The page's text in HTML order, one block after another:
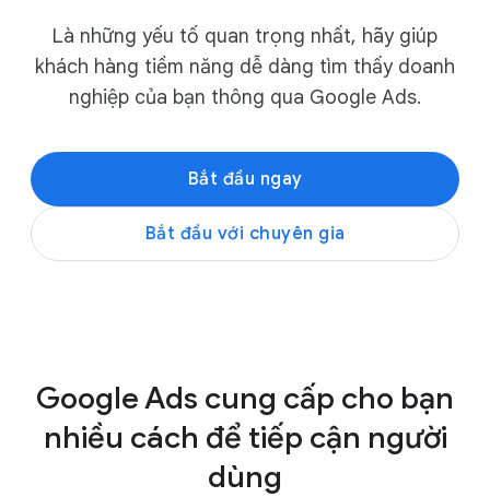
Chương
mãi sản
Khám phá bộ
Chiến dịch
Mua sắm
Safesure Bank
example-business.com
Ghế dài phong
Đồ nội thất hiện đại tốt
Là những yếu tố quan trọng nhất, hãy giúp
khách hàng tiềm năng dễ dàng tìm thấy doanh
nghiệp của bạn thông qua Google Ads.
Bắt đầu ngay
Bắt đầu với chuyên gia
Google Ads cung cấp cho bạn
nhiều cách để tiếp cận người
dùng